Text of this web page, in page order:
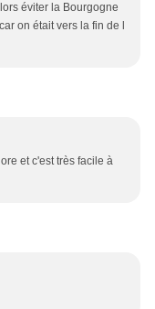
éviter la Bourgogne
on était vers la fin de l
et c'est très facile à